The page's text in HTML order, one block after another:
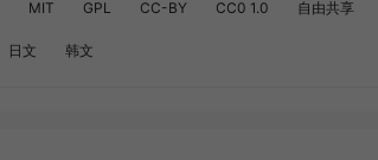
MIT GPL CC-BY CC0 1.0 自由共享
日文 韩文